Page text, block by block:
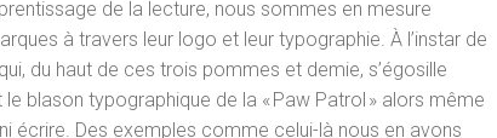
de la lecture, nous sommes en mesure
à travers leur logo et leur typographie. À l’instar de
du haut de ces trois pommes et demie, s’égosille
le blason typographique de la « Paw Patrol » alors même
ni écrire. Des exemples comme celui-là nous en avons